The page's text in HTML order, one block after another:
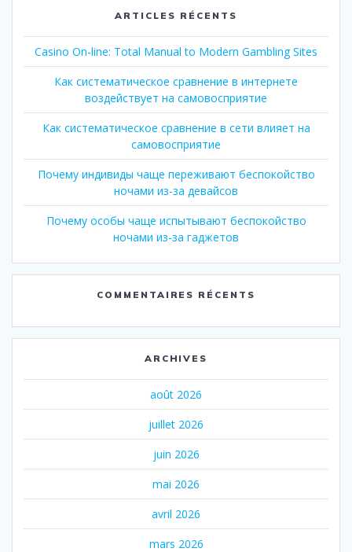
ARTICLES RÉCENTS
Casino On-line: Total Manual to Modern Gambling Sites
Как систематическое сравнение в интернете
воздействует на самовосприятие
Как систематическое сравнение в сети влияет на
самовосприятие
Почему индивиды чаще переживают беспокойство
ночами из-за девайсов
Почему особы чаще испытывают беспокойство
ночами из-за гаджетов
COMMENTAIRES RÉCENTS
ARCHIVES
août 2026
juillet 2026
juin 2026
mai 2026
avril 2026
mars 2026